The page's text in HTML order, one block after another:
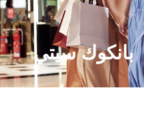
بانكوك سيتي